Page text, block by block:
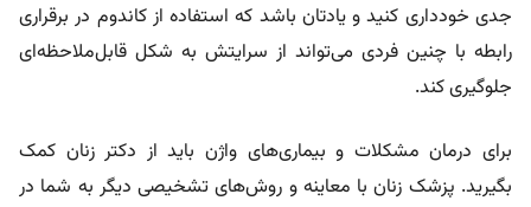
جدی خودداری کنید و یادتان باشد که استفاده از کاندوم در برقراری
رابطه با چنین فردی می‌تواند از سرایتش به شکل قابل‌ملاحظه‌ای
جلوگیری کند.
برای درمان مشکلات و بیماری‌های واژن باید از دکتر زنان کمک
بگیرید. پزشک زنان با معاینه و روش‌های تشخیصی دیگر به شما در